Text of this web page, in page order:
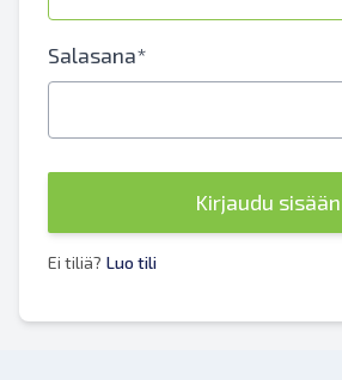
Salasana*
Kirjaudu sisään
Ei tiliä? Luo tili